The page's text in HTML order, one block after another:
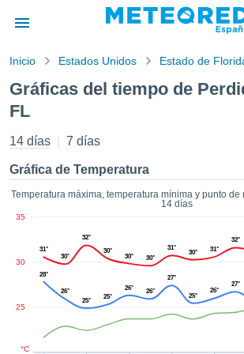
de
para
que se
a este
las
y
forma
digital
basada
Inicio Estados Unidos Estado de
Gráficas del tiempo de
FL
14 días 7 días
Gráfica de Temperatura
Temperatura máxima, temperatura mínima y punto
14 días
25
30
35
°C
31°
30°
32°
30°
30° 30°
31°
30° 31°
32°
28°
26°
25°
25°
26° 26°
27°
25°
26°
27°